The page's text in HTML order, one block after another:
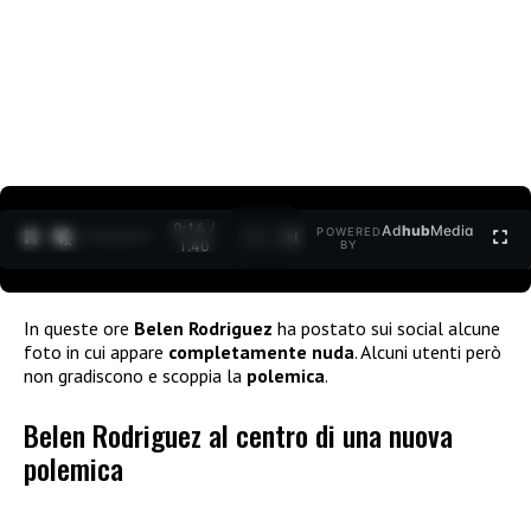
0:15 /
1:40
POWERED
BY
AdhubMedia
In queste ore Belen Rodriguez ha postato sui social alcune
foto in cui appare completamente nuda. Alcuni utenti però
non gradiscono e scoppia la polemica.
Belen Rodriguez al centro di una nuova
polemica